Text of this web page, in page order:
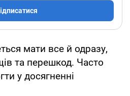
мати все й одразу,
та перешкод. Часто
у досягненні